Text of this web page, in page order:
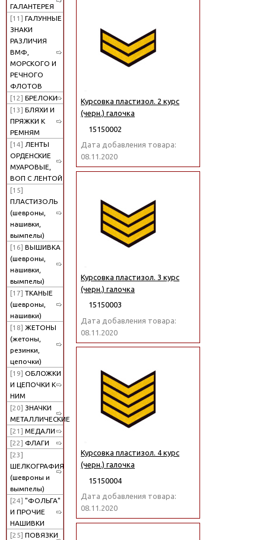
ГАЛАНТЕРЕЯ
[11] ГАЛУННЫЕ
ЗНАКИ
РАЗЛИЧИЯ
ВМФ,
МОРСКОГО И
РЕЧНОГО
ФЛОТОВ
[12] БРЕЛОКИ
[13] БЛЯХИ И
ПРЯЖКИ К
РЕМНЯМ
[14] ЛЕНТЫ
ОРДЕНСКИЕ
МУАРОВЫЕ,
ВОП С ЛЕНТОЙ
[15]
ПЛАСТИЗОЛЬ
(шевроны,
нашивки,
вымпелы)
[16] ВЫШИВКА
(шевроны,
нашивки,
вымпелы)
[17] ТКАНЫЕ
(шевроны,
нашивки)
[18] ЖЕТОНЫ
(жетоны,
резинки,
цепочки)
[19] ОБЛОЖКИ
И ЦЕПОЧКИ К
НИМ
[20] ЗНАЧКИ
МЕТАЛЛИЧЕСКИЕ
[21] МЕДАЛИ
[22] ФЛАГИ
[23]
ШЕЛКОГРАФИЯ
(шевроны и
вымпелы)
[24] "ФОЛЬГА"
И ПРОЧИЕ
НАШИВКИ
[25] ПОВЯЗКИ
Курсовка пластизол. 2 курс
(черн.) галочка
15150002
Дата добавления товара:
08.11.2020
Курсовка пластизол. 3 курс
(черн.) галочка
15150003
Дата добавления товара:
08.11.2020
Курсовка пластизол. 4 курс
(черн.) галочка
15150004
Дата добавления товара:
08.11.2020